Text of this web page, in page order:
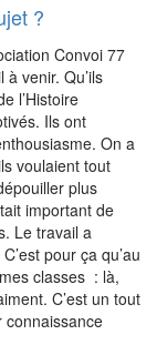
?
Convoi 77
venir. Qu’ils
l’Histoire
Ils ont
On a
voulaient tout
plus
important de
Le travail a
pour ça qu’au
classes : là,
C’est un tout
connaissance